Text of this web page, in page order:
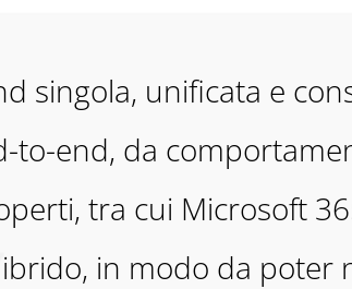
singola, unificata e
to-end, da
tra cui Microsoft
in modo da poter